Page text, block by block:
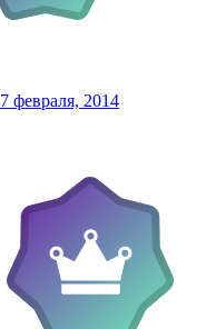
7 февраля, 2014